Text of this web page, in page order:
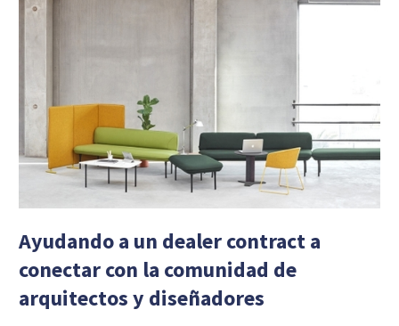
Ayudando a un dealer contract a
conectar con la comunidad de
arquitectos y diseñadores